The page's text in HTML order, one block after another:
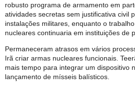
robusto programa de armamento em
atividades secretas sem justificativa civil
instalações militares, enquanto o
nucleares continuaria em instituições de
Permaneceram atrasos em vários
Irã criar armas nucleares funcionais.
mais tempo para integrar um dispositivo
lançamento de mísseis balísticos.